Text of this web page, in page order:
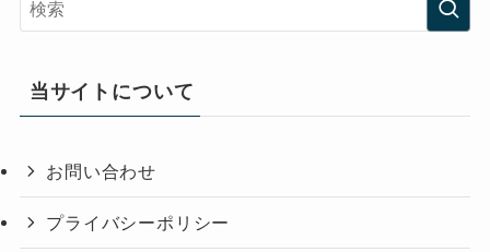
当サイトについて
お問い合わせ
プライバシーポリシー